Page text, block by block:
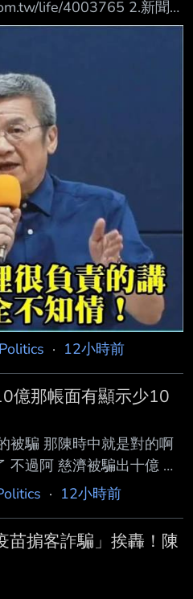
life/4003765 2.新聞
聞標題： 買疫苗遭詐騙
︰ 買疫苗遭詐騙10億 慈
措施捍衛捐款大眾權益 記
：2026.08.07 16:03 最後
16:03 慈濟基金會於疫
時，遭彰化律師公會前理事
組織李 世宗家族合謀，詐
· 12小時前
億那帳面有顯示少10
被騙 那陳時中就是對的啊
不過阿 慈濟被騙出十億 帳
吧 沒顯示嗎 還是說不用
誰做假帳呢 --
· 12小時前
苗掮客詐騙」挨轟！陳